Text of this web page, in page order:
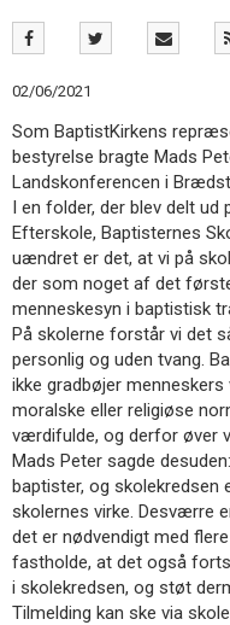
Inspiration
14.0:
Mission
BaptistKirken
16.0:
Kontakt
Næste
indlæg:
Er
din
menighed
Vital,
eller
kan
den
blive
det?
Forrige
indlæg:
Svend
Ryding
er
død
02/06/2021
Som BaptistKirkens
bestyrelse bragte Mads
Landskonferencen i
I en folder, der blev delt ud
Efterskole, Baptisternes
uændret er det, at vi på
der som noget af det
menneskesyn i baptistisk
På skolerne forstår vi det
personlig og uden tvang.
ikke gradbøjer
moralske eller religiøse
værdifulde, og derfor øver
Mads Peter sagde
baptister, og
skolernes virke. Desværre
det er nødvendigt med
fastholde, at det også
i skolekredsen, og støt
Tilmelding kan ske via